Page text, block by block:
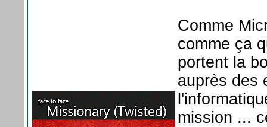
Comme
comme ça
portent la
auprès des
mission ...